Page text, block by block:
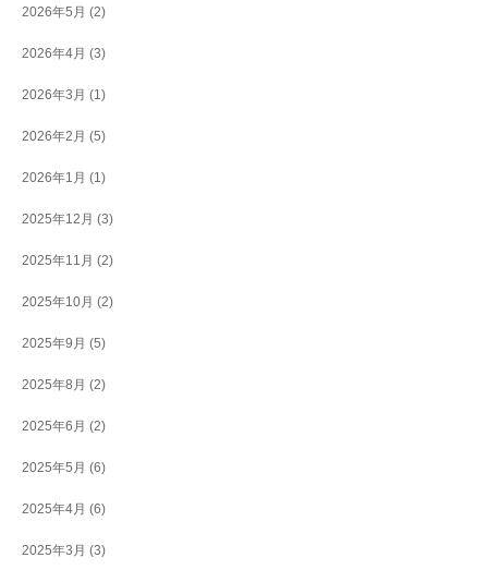
2026年5月 (2)
2026年4月 (3)
2026年3月 (1)
2026年2月 (5)
2026年1月 (1)
2025年12月 (3)
2025年11月 (2)
2025年10月 (2)
2025年9月 (5)
2025年8月 (2)
2025年6月 (2)
2025年5月 (6)
2025年4月 (6)
2025年3月 (3)